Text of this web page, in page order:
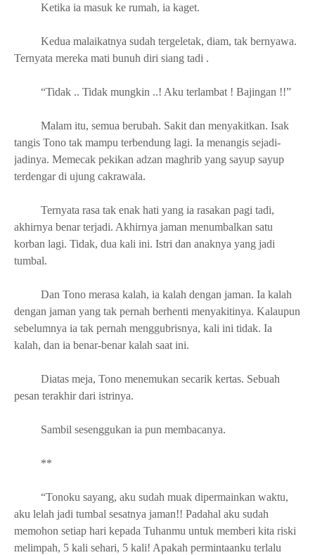
Ketika ia masuk ke rumah, ia kaget.
Kedua malaikatnya sudah tergeletak, diam, tak bernyawa.
Ternyata mereka mati bunuh diri siang tadi .
“Tidak .. Tidak mungkin ..! Aku terlambat ! Bajingan !!”
Malam itu, semua berubah. Sakit dan menyakitkan. Isak
tangis Tono tak mampu terbendung lagi. Ia menangis sejadi-
jadinya. Memecak pekikan adzan maghrib yang sayup sayup
terdengar di ujung cakrawala.
Ternyata rasa tak enak hati yang ia rasakan pagi tadi,
akhirnya benar terjadi. Akhirnya jaman menumbalkan satu
korban lagi. Tidak, dua kali ini. Istri dan anaknya yang jadi
tumbal.
Dan Tono merasa kalah, ia kalah dengan jaman. Ia kalah
dengan jaman yang tak pernah berhenti menyakitinya. Kalaupun
sebelumnya ia tak pernah menggubrisnya, kali ini tidak. Ia
kalah, dan ia benar-benar kalah saat ini.
Diatas meja, Tono menemukan secarik kertas. Sebuah
pesan terakhir dari istrinya.
Sambil sesenggukan ia pun membacanya.
**
“Tonoku sayang, aku sudah muak dipermainkan waktu,
aku lelah jadi tumbal sesatnya jaman!! Padahal aku sudah
memohon setiap hari kepada Tuhanmu untuk memberi kita riski
melimpah, 5 kali sehari, 5 kali! Apakah permintaanku terlalu